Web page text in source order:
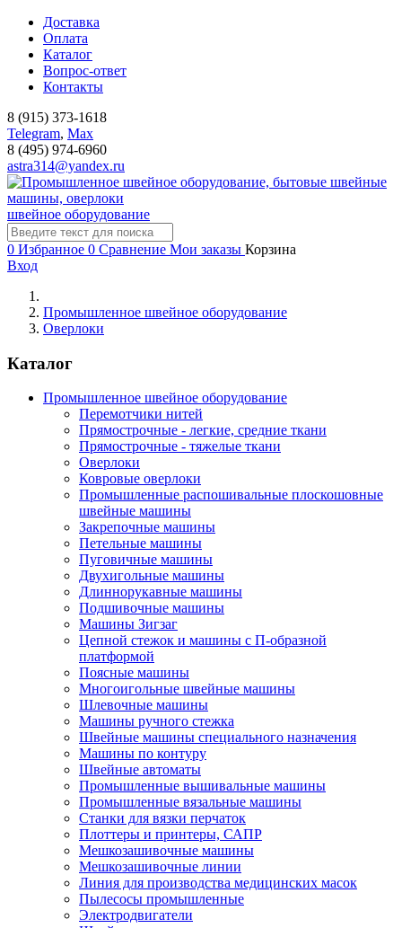
Доставка
Оплата
Каталог
Вопрос-ответ
Контакты
8 (915) 373-1618
Telegram, Мах
8 (495) 974-6960
astra314@yandex.ru
швейное оборудование
0 Избранное 0 Сравнение Мои заказы Корзина
Вход
Промышленное швейное оборудование
Оверлоки
Каталог
Промышленное швейное оборудование
Перемотчики нитей
Прямострочные - легкие, средние ткани
Прямострочные - тяжелые ткани
Оверлоки
Ковровые оверлоки
Промышленные распошивальные плоскошовные
швейные машины
Закрепочные машины
Петельные машины
Пуговичные машины
Двухигольные машины
Длиннорукавные машины
Подшивочные машины
Машины Зигзаг
Цепной стежок и машины с П-образной
платформой
Поясные машины
Многоигольные швейные машины
Шлевочные машины
Машины ручного стежка
Швейные машины специального назначения
Машины по контуру
Швейные автоматы
Промышленные вышивальные машины
Промышленные вязальные машины
Станки для вязки перчаток
Плоттеры и принтеры, САПР
Мешкозашивочные машины
Мешкозашивочные линии
Линия для производства медицинских масок
Пылесосы промышленные
Электродвигатели